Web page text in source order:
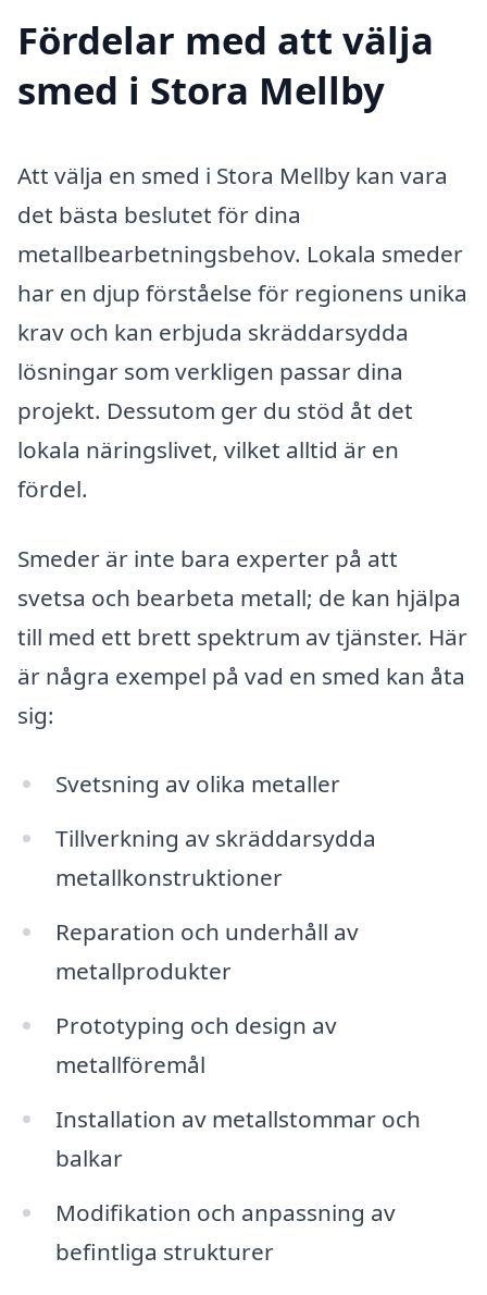
Fördelar med att välja
smed i Stora Mellby
Att välja en smed i Stora Mellby kan vara
det bästa beslutet för dina
metallbearbetningsbehov. Lokala smeder
har en djup förståelse för regionens unika
krav och kan erbjuda skräddarsydda
lösningar som verkligen passar dina
projekt. Dessutom ger du stöd åt det
lokala näringslivet, vilket alltid är en
fördel.
Smeder är inte bara experter på att
svetsa och bearbeta metall; de kan hjälpa
till med ett brett spektrum av tjänster. Här
är några exempel på vad en smed kan åta
sig:
Svetsning av olika metaller
Tillverkning av skräddarsydda
metallkonstruktioner
Reparation och underhåll av
metallprodukter
Prototyping och design av
metallföremål
Installation av metallstommar och
balkar
Modifikation och anpassning av
befintliga strukturer